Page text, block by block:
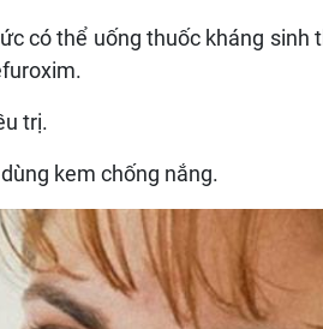
có thể uống thuốc kháng sinh
trị.
kem chống nắng.